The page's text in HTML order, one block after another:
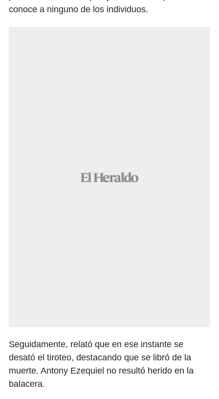
conoce a ninguno de los individuos.
Seguidamente, relató que en ese instante se
desató el tiroteo, destacando que se libró de la
muerte. Antony Ezequiel no resultó herido en la
balacera.